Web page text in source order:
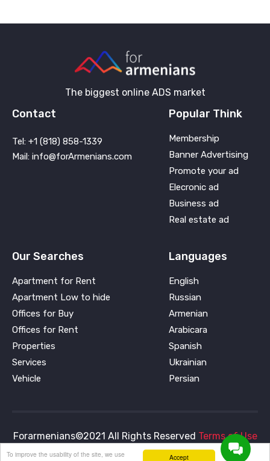
The biggest online ADS market
Contact
Tel: +1 (818) 858-1339
Mail: info@forArmenians.com
Popular Think
Membership
Banner Advertising
Promote your ad
Elecronic ad
Business ad
Real estate ad
Our Searches
Apartment for Rent
Apartment Low to hide
Offices for Buy
Offices for Rent
Properties
Services
Vehicle
Languages
English
Russian
Armenian
Arabicara
Spanish
Ukrainian
Persian
Forarmenians©2021 All Rights Reserved Terms of Use
and Privacy PolicyAccept
To improve the usability of the site, we use